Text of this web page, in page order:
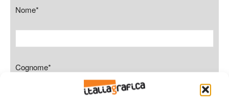
Nome*
Cognome*